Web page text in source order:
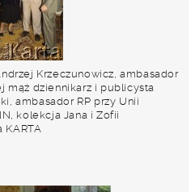
Krzeczunowicz, ambasador
mąż dziennikarz i publicysta
ambasador RP przy Unii
kolekcja Jana i Zofii
KARTA